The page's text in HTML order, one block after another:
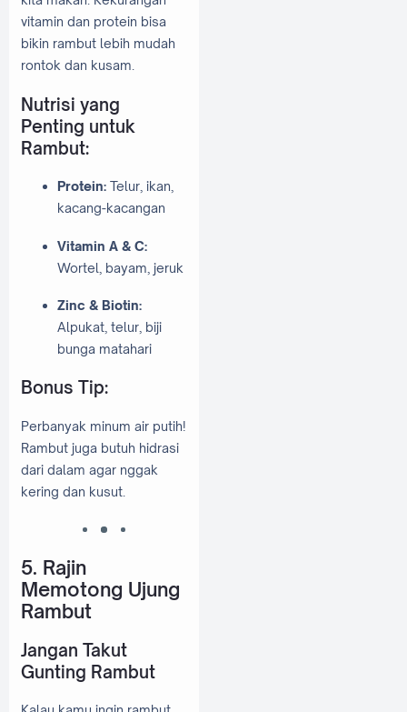
vitamin dan protein bisa
bikin rambut lebih mudah
rontok dan kusam.
Nutrisi yang
Penting untuk
Rambut:
Protein: Telur, ikan,
kacang-kacangan
Vitamin A & C:
Wortel, bayam, jeruk
Zinc & Biotin:
Alpukat, telur, biji
bunga matahari
Bonus Tip:
Perbanyak minum air putih!
Rambut juga butuh hidrasi
dari dalam agar nggak
kering dan kusut.
5. Rajin
Memotong Ujung
Rambut
Jangan Takut
Gunting Rambut